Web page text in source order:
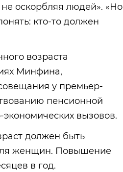
оскорбляя людей». «Но
кто-то должен
возраста
Минфина,
у премьер-
пенсионной
вызовов.
должен быть
женщин. Повышение
в год.